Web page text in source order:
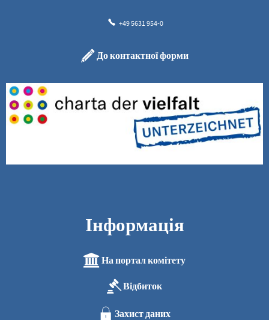
+49 5631 954-0
До контактної форми
Інформація
На портал комітету
Відбиток
Захист даних